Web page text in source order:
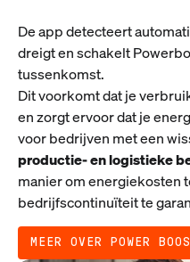
De app detecteert
dreigt en schakelt
tussenkomst.
Dit voorkomt dat je
en zorgt ervoor dat je
voor bedrijven met een
productie- en logistieke
manier om energiekosten
bedrijfscontinuïteit te
MEER OVER POWER